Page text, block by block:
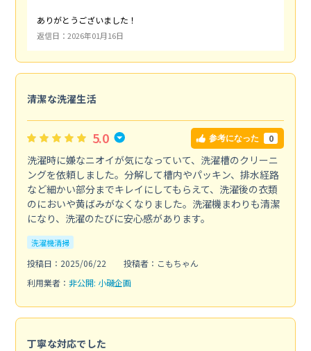
ありがとうございました！
返信日：2026年01月16日
清潔な洗濯生活
5.0 参考になった 0
洗濯時に嫌なニオイが気になっていて、洗濯槽のクリーニ
ングを依頼しました。分解して槽内やパッキン、排水経路
など細かい部分までキレイにしてもらえて、洗濯後の衣類
のにおいや黄ばみがなくなりました。洗濯機まわりも清潔
になり、洗濯のたびに安心感があります。
洗濯機清掃
投稿日：2025/06/22
投稿者：こもちゃん
利用業者： 非公開: 小磯企画
丁寧な対応でした